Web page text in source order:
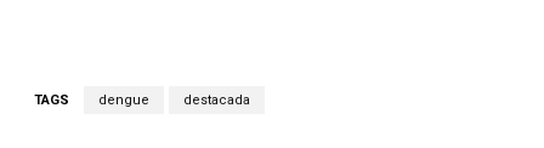
TAGS dengue destacada